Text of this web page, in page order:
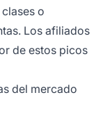
o
Los afiliados
de estos picos
del mercado